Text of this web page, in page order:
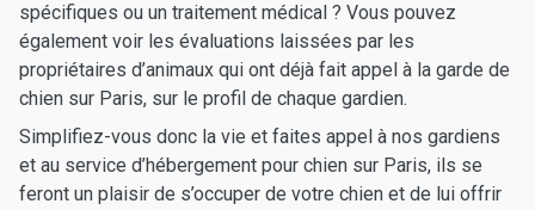
spécifiques ou un traitement médical ? Vous pouvez
également voir les évaluations laissées par les
propriétaires d’animaux qui ont déjà fait appel à la garde de
chien sur Paris, sur le profil de chaque gardien.
Simplifiez-vous donc la vie et faites appel à nos gardiens
et au service d’hébergement pour chien sur Paris, ils se
feront un plaisir de s’occuper de votre chien et de lui offrir